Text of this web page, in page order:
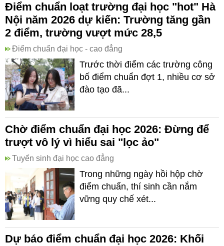
Điểm chuẩn loạt trường đại học "hot" Hà
Nội năm 2026 dự kiến: Trường tăng gần
2 điểm, trường vượt mức 28,5
Điểm chuẩn đại học - cao đẳng
Trước thời điểm các trường công
bố điểm chuẩn đợt 1, nhiều cơ sở
đào tạo đã...
Chờ điểm chuẩn đại học 2026: Đừng để
trượt vô lý vì hiểu sai "lọc ảo"
Tuyển sinh đại học cao đẳng
Trong những ngày hồi hộp chờ
điểm chuẩn, thí sinh cần nắm
vững quy chế xét...
Dự báo điểm chuẩn đại học 2026: Khối